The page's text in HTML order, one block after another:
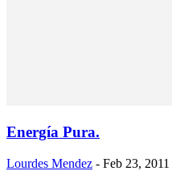
Energía Pura.
Lourdes Mendez - Feb 23, 2011